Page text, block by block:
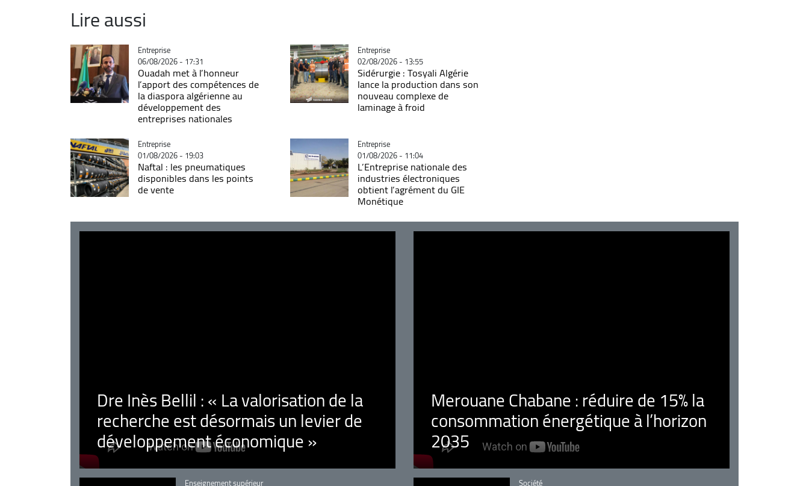
Lire aussi
Catégorie
Entreprise
06/08/2026 - 17:31
Ouadah met à l’honneur
l’apport des compétences de
la diaspora algérienne au
développement des
entreprises nationales
Catégorie
Entreprise
02/08/2026 - 13:55
Sidérurgie : Tosyali Algérie
lance la production dans son
nouveau complexe de
laminage à froid
Catégorie
Entreprise
01/08/2026 - 19:03
Naftal : les pneumatiques
disponibles dans les points
de vente
Catégorie
Entreprise
01/08/2026 - 11:04
L’Entreprise nationale des
industries électroniques
obtient l’agrément du GIE
Monétique
Dre Inès Bellil : « La valorisation de la
recherche est désormais un levier de
développement économique »
Merouane Chabane : réduire de 15% la
consommation énergétique à l’horizon
2035
Catégorie
Enseignement supérieur Catégorie
Société